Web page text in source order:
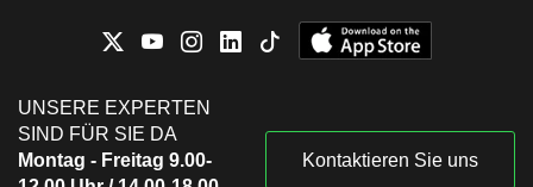
UNSERE EXPERTEN
SIND FÜR SIE DA
Montag - Freitag 9.00-
Kontaktieren Sie uns